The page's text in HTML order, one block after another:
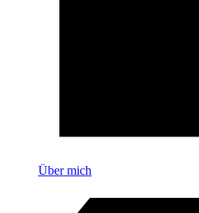
Über mich